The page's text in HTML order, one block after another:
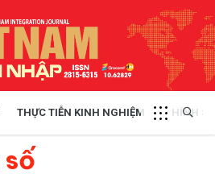
THỰC TIỄN KINH NGHIỆM CHÍNH